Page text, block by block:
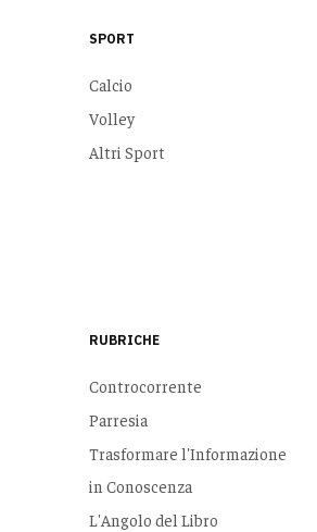
SPORT
Calcio
Volley
Altri Sport
RUBRICHE
Controcorrente
Parresia
Trasformare l'Informazione
in Conoscenza
L'Angolo del Libro